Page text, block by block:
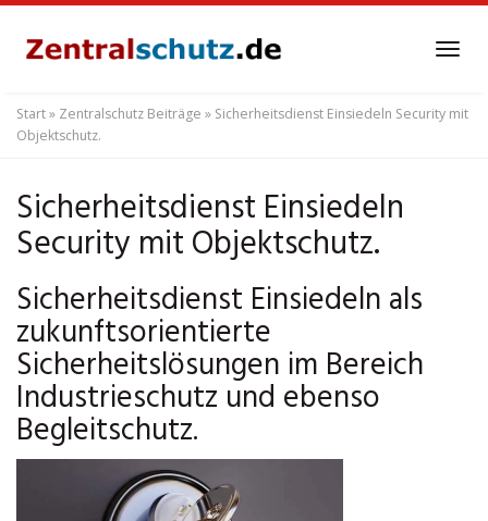
content
Start» Zentralschutz Beiträge » Sicherheitsdienst Einsiedeln Security mit
Objektschutz.
Sicherheitsdienst Einsiedeln
Security mit Objektschutz.
Sicherheitsdienst Einsiedeln als
zukunftsorientierte
Sicherheitslösungen im Bereich
Industrieschutz und ebenso
Begleitschutz.